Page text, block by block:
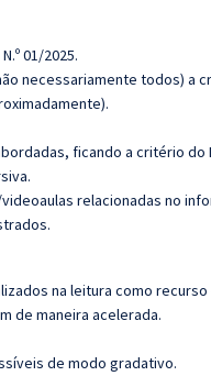
01/2025.
necessariamente todos) a
ficando a critério
relacionadas no
na leitura como
de maneira acelerada.
de modo gradativo.